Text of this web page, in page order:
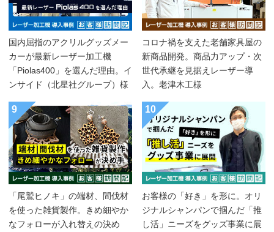
国内屈指のアクリルグッズメー
カーが最新レーザー加工機
「Piolas400」を選んだ理由。イ
ンサイド（北星社グループ）様
コロナ禍を支えた老舗家具屋の
新商品開発。商品力アップ・次
世代承継を見据えレーザー導
入。老津木工様
9
「尾鷲ヒノキ」の端材、間伐材
を使った雑貨製作。きめ細やか
なフォローが入れ替えの決め
10
お客様の「好き」を形に。オリ
ジナルシャンパンで掴んだ「推
し活」ニーズをグッズ事業に展